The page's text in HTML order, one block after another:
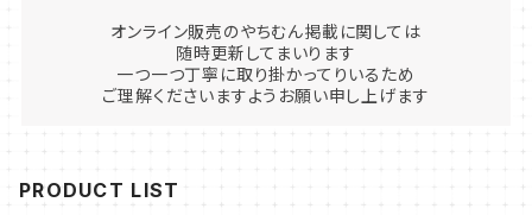
オンライン販売のやちむん掲載に関しては
随時更新してまいります
一つ一つ丁寧に取り掛かってりいるため
ご理解くださいますようお願い申し上げます
PRODUCT LIST